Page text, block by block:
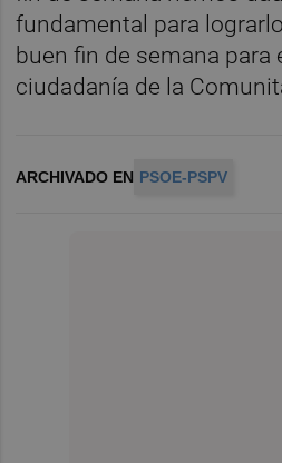
fundamental para
buen fin de semana para
ciudadanía de la
ARCHIVADO EN PSOE-PSPV